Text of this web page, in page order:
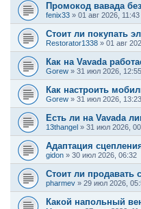
Промокод вавада
fenix33 » 01 авг 2026, 11:43
Стоит ли покупать
Restorator1338 » 01 авг
Как на Vavada
Gorew » 31 июл 2026, 12:55
Как настроить
Gorew » 31 июл 2026, 13:23
Есть ли на Vavada
13thangel » 31 июл 2026,
Адаптация
gidon » 30 июл 2026, 06:32
Стоит ли продавать
pharmev » 29 июл 2026,
Какой напольный